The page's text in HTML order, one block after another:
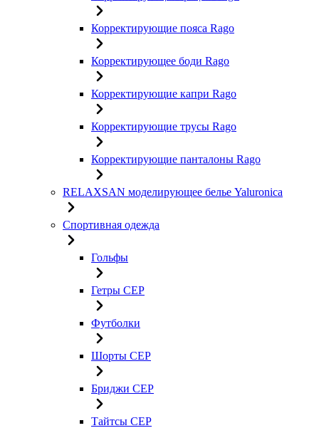
Корректирующие пояса Rago
Корректирующее боди Rago
Корректирующие капри Rago
Корректирующие трусы Rago
Корректирующие панталоны Rago
RELAXSAN моделирующее белье Yaluroniсa
Спортивная одежда
Гольфы
Гетры CEP
Футболки
Шорты CEP
Бриджи CEP
Тайтсы CEP